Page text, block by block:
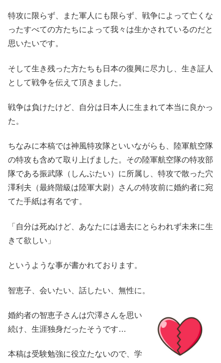
特攻に限らず、また軍人にも限らず、戦争によって亡くな
ったすべての方たちによって我々は生かされているのだと
思いたいです。
そして生き残った方たちも日本の復興に尽力し、生き証人
として戦争を伝えて頂きました。
戦争は負けたけど、自分は日本人に生まれて本当に良かっ
た。
ちなみに本稿では神風特攻隊といいながらも、陸軍航空隊
の特攻も含めて取り上げました。その陸軍航空隊の特攻部
隊である振武隊（しんぶたい）に所属し、特攻で散った穴
澤利夫（最終階級は陸軍大尉）さんの特攻前に婚約者に宛
てた手紙は有名です。
「自分は死ぬけど、あなたには過去にとらわれず未来に生
きて欲しい」
というような事が書かれております。
智恵子、会いたい、話したい、無性に。
婚約者の智恵子さんは穴澤さんを思い
続け、生涯独身だったそうです…
本稿は受験勉強に役立たないので、学